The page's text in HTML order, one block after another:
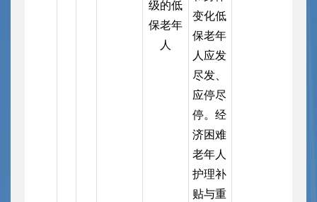
级的低
保老年
人
变化低
保老年
人应发
尽发、
应停尽
停。经
济困难
老年人
护理补
贴与重